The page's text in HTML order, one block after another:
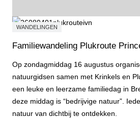
WANDELINGEN
Familiewandeling Plukroute
Op zondagmiddag 16 augustus
natuurgidsen samen met Krinkels en
een leuke en leerzame familiedag in
deze middag is “bedrijvige natuur”.
natuur van dichtbij te ontdekken.